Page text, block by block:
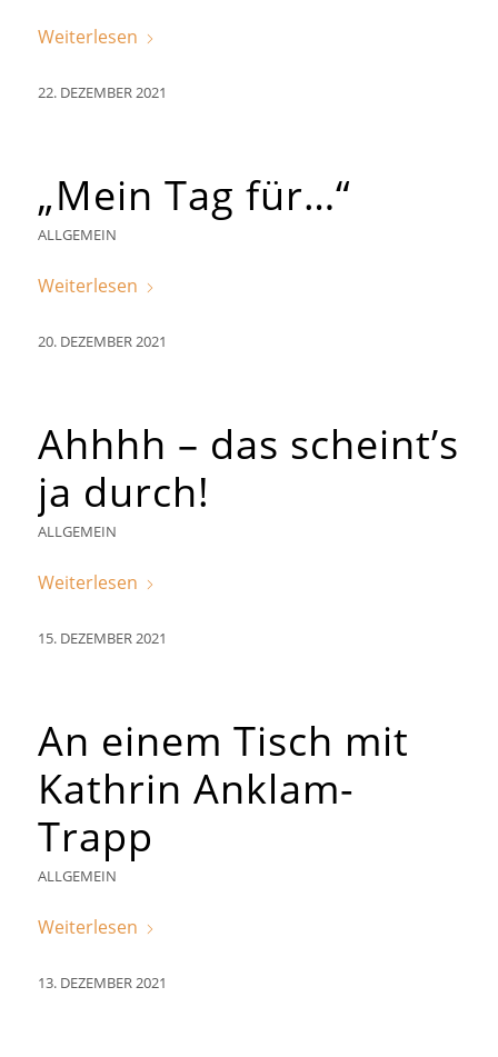
Weiterlesen
22. DEZEMBER 2021
„Mein Tag für…“
ALLGEMEIN
Weiterlesen
20. DEZEMBER 2021
Ahhhh – das scheint’s
ja durch!
ALLGEMEIN
Weiterlesen
15. DEZEMBER 2021
An einem Tisch mit
Kathrin Anklam-
Trapp
ALLGEMEIN
Weiterlesen
13. DEZEMBER 2021